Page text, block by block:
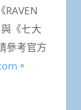
RAVEN
《七大
參考官方
。